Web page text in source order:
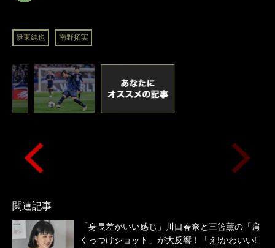
伊東純也 南野拓実
関連記事
「身長差がいい感じ」川口春奈と三笘薫の「肩
くっつけショット」が大反響！「え!かわいい!